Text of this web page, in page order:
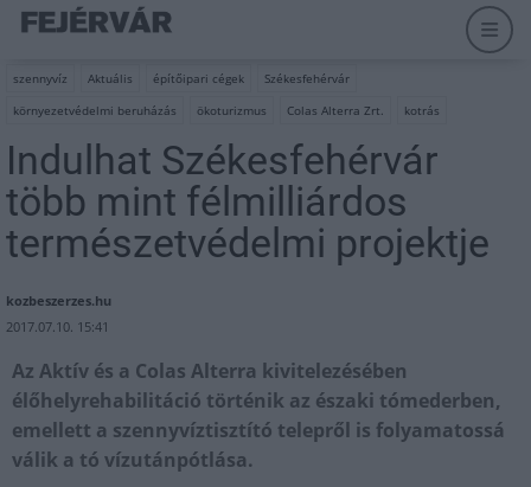
szennyvíz Aktuális építőipari cégek
Székesfehérvár
környezetvédelmi beruházás
ökoturizmus Colas Alterra Zrt. kotrás
Indulhat Székesfehérvár
több mint félmilliárdos
természetvédelmi projektje
kozbeszerzes.hu
2017.07.10. 15:41
Az Aktív és a Colas Alterra kivitelezésében
élőhelyrehabilitáció történik az északi tómederben,
emellett a szennyvíztisztító telepről is folyamatossá
válik a tó vízutánpótlása.